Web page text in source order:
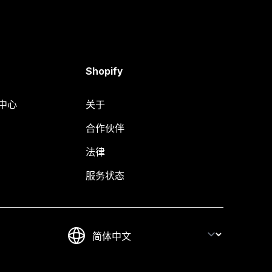
心
Shopify
关于
合作伙伴
法律
服务状态